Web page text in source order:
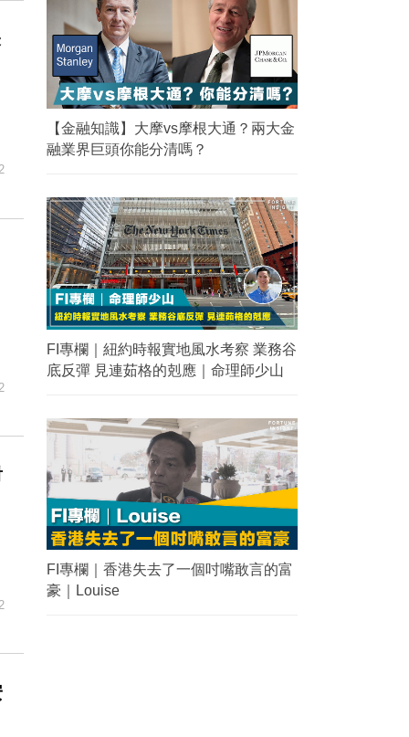
【金融知識】大摩vs摩根大通？兩大金
融業界巨頭你能分清嗎？
FI專欄｜紐約時報實地風水考察 業務谷
底反彈 見連茹格的剋應｜命理師少山
FI專欄｜香港失去了一個吋嘴敢言的富
豪｜Louise